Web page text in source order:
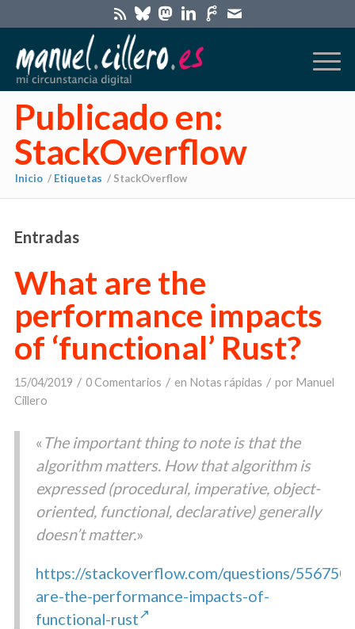
Publicado en:
StackOverflow
Inicio / Etiquetas / StackOverflow
Entradas
What are the
performance impacts
of ‘functional’ Rust?
15/04/2019 / 0 Comentarios / en Notas rápidas / por Manuel
Cillero
« The important thing to note is that the
algorithm matters. How that algorithm is
expressed (procedural, imperative, object-
oriented, functional, declarative) generally
doesn’t matter.»
https://stackoverflow.com/questions/
are-the-performance-impacts-of-
functional-rust